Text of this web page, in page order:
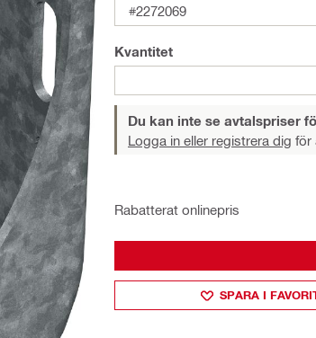
#2272069
Kvantitet
Du kan inte se avtalspriser
Logga in eller registrera dig för
Rabatterat onlinepris
SPARA I